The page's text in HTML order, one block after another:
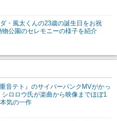
・風太くんの23歳の誕生日をお祝
物公園のセレモニーの様子を紹介
音テト』のサイバーパンクMVがかっ
シロロウ氏が楽曲から映像までほぼ1
気の一作